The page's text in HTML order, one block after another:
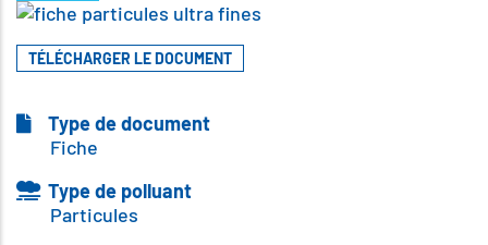
Illustration
TÉLÉCHARGER LE DOCUMENT
Type de document
Fiche
Type de polluant
Particules